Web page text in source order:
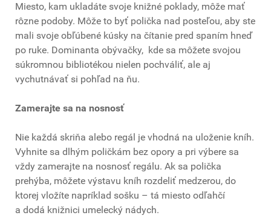
Miesto, kam ukladáte svoje knižné poklady, môže mať
rôzne podoby. Môže to byť polička nad posteľou, aby ste
mali svoje obľúbené kúsky na čítanie pred spaním hneď
po ruke. Dominanta obývačky, kde sa môžete svojou
súkromnou bibliotékou nielen pochváliť, ale aj
vychutnávať si pohľad na ňu.
Zamerajte sa na nosnosť
Nie každá skriňa alebo regál je vhodná na uloženie kníh.
Vyhnite sa dlhým poličkám bez opory a pri výbere sa
vždy zamerajte na nosnosť regálu. Ak sa polička
prehýba, môžete výstavu kníh rozdeliť medzerou, do
ktorej vložíte napríklad sošku – tá miesto odľahčí
a dodá knižnici umelecký nádych.